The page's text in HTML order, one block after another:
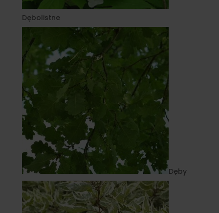
Dębolistne
Dęby